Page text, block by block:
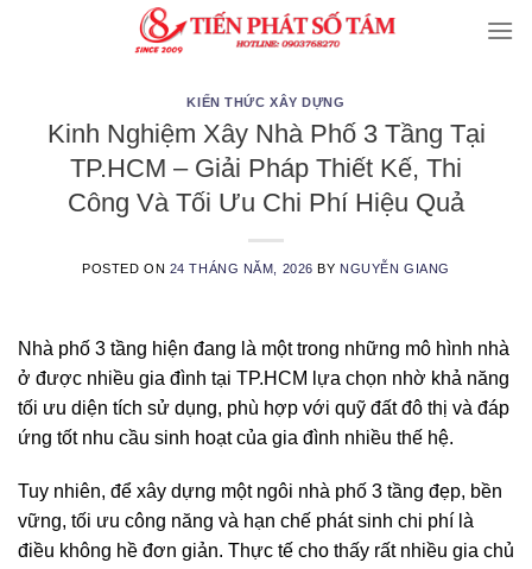
KIẾN THỨC XÂY DỰNG
Kinh Nghiệm Xây Nhà Phố 3 Tầng Tại
TP.HCM – Giải Pháp Thiết Kế, Thi
Công Và Tối Ưu Chi Phí Hiệu Quả
POSTED ON 24 THÁNG NĂM, 2026 BY NGUYỄN GIANG
Nhà phố 3 tầng hiện đang là một trong những mô hình nhà
ở được nhiều gia đình tại TP.HCM lựa chọn nhờ khả năng
tối ưu diện tích sử dụng, phù hợp với quỹ đất đô thị và đáp
ứng tốt nhu cầu sinh hoạt của gia đình nhiều thế hệ.
Tuy nhiên, để xây dựng một ngôi nhà phố 3 tầng đẹp, bền
vững, tối ưu công năng và hạn chế phát sinh chi phí là
điều không hề đơn giản. Thực tế cho thấy rất nhiều gia chủ